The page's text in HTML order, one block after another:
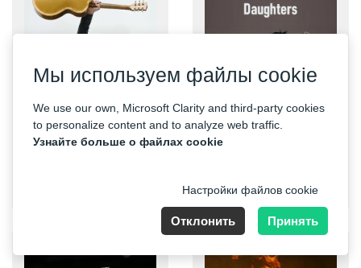
Мы используем файлы cookie
We use our own, Microsoft Clarity and third-party cookies
to personalize content and to analyze web traffic.
Узнайте больше о файлах cookie
Настройки файлов cookie
Отклонить Принять